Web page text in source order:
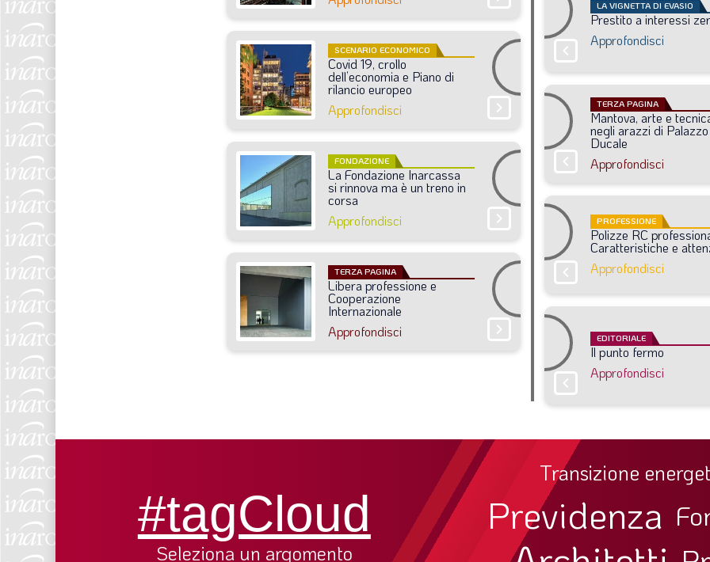
LA VIGNETTA DI EVASIO
Prestitoainteressi
Approfondisci
chevron_right
SCENARIO ECONOMICO
Covid19,crollo
dell’economia e Piano di
rilancio europeo
Approfondisci
chevron_right TERZA PAGINA
Mantova,artee
negli arazzi di Palazzo
Ducale
Approfondisci
chevron_right
FONDAZIONE
LaFondazioneInarcassa
si rinnova ma è un treno in
corsa
Approfondisci
chevron_right PROFESSIONE
PolizzeRC
Caratteristiche e
Approfondisci
chevron_right
TERZA PAGINA
Liberaprofessionee
Cooperazione
Internazionale
Approfondisci
chevron_right EDITORIALE
Ilpuntofermo
Approfondisci
chevron_right
#tagCloud
Seleziona un argomento
Transizione
Previdenza